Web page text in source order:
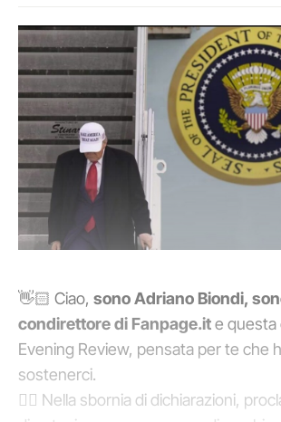
👋🏻 Ciao, sono Adriano Biondi,
condirettore di Fanpage.ite questa
Evening Review, pensata per te che
sostenerci.
👉🏼 Nella sbornia di dichiarazioni,